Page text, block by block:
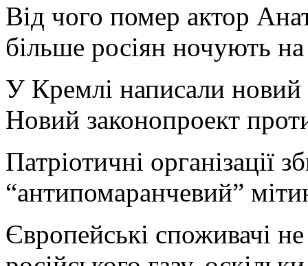
Від чого помер актор
більше росіян ночують
У Кремлі написали новий
Новий законопроект
Патріотичні організації
“антипомаранчевий”
Європейські споживачі